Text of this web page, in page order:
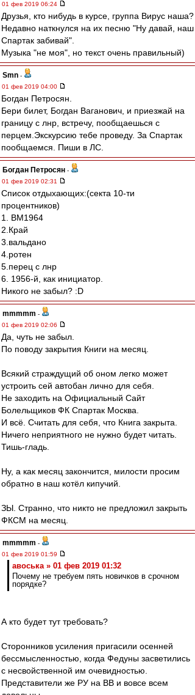
01 фев 2019 06:24
Друзья, кто нибудь в курсе, группа Вирус наша?
Недавно наткнулся на их песню "Ну давай, наш
Спартак забивай".
Музыка "не моя", но текст очень правильный)
Smn -
01 фев 2019 04:00
Богдан Петросян.
Бери билет, Богдан Ваганович, и приезжай на
границу с лнр, встречу, пообщаешься с
перцем.Экскурсию тебе проведу. За Спартак
пообщаемся. Пиши в ЛС.
Богдан Петросян -
01 фев 2019 02:31
Список отдыхающих:(секта 10-ти
процентников)
1. ВМ1964
2.Край
3.вальдано
4.ротен
5.перец с лнр
6. 1956-й, как инициатор.
Никого не забыл? :D
mmmmm -
01 фев 2019 02:06
Да, чуть не забыл.
По поводу закрытия Книги на месяц.
Всякий страждущий об оном легко может
устроить сей автобан лично для себя.
Не заходить на Официальный Сайт
Болельщиков ФК Спартак Москва.
И всё. Считать для себя, что Книга закрыта.
Ничего неприятного не нужно будет читать.
Тишь-гладь.
Ну, а как месяц закончится, милости просим
обратно в наш котёл кипучий.
ЗЫ. Странно, что никто не предложил закрыть
ФКСМ на месяц.
mmmmm -
01 фев 2019 01:59
авоська » 01 фев 2019 01:32
Почему не требуем пять новичков в срочном
порядке?
А кто будет тут требовать?
Сторонников усиления пригасили осенней
бессмысленностью, когда Федуны засветились
с несвойственной им очевидностью.
Представители же РУ на ВВ и вовсе всем